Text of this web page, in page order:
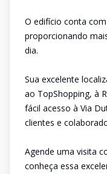
O edifício conta
proporcionando
dia.
Sua excelente
ao TopShopping, à
fácil acesso à Via
clientes e
Agende uma visita
conheça essa